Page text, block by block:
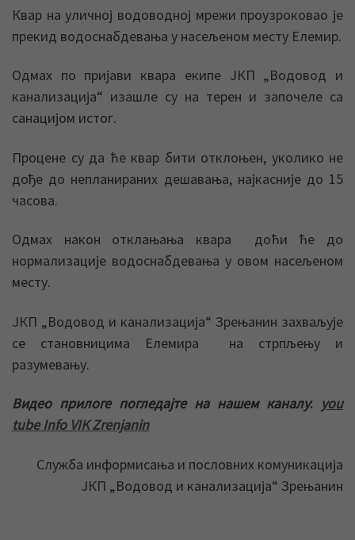
Квар на уличној водоводној мрежи проузроковао је
прекид водоснабдевања у насељеном месту Елемир.
Одмах по пријави квара екипе ЈКП „Водовод и
канализација“ изашле су на терен и започеле са
санацијом истог.
Процене су да ће квар бити отклоњен, уколико не
дође до непланираних дешавања, најкасније до 15
часова.
Одмах након отклањања квара доћи ће до
нормализације водоснабдевања у овом насељеном
месту.
ЈКП „Водовод и канализација“ Зрењанин захваљује
се становницима Елемира на стрпљењу и
разумевању.
Видео прилоге погледајте на нашем каналу: you
tube Info VIK Zrenjanin
Служба информисања и пословних комуникација
ЈКП „Водовод и канализација“ Зрењанин